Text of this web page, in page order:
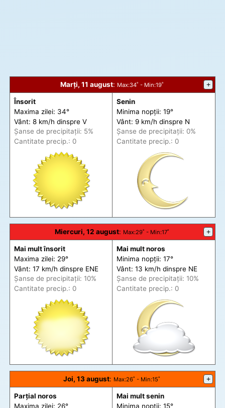
Marți, 11 august: Max:34˚ - Min:19˚ +
Însorit
Maxima zilei: 34°
Vânt: 8 km/h dinspre V
Șanse de precipitații: 5%
Cantitate precip.: 0
Senin
Minima nopții: 19°
Vânt: 9 km/h dinspre N
Șanse de precipitații: 0%
Cantitate precip.: 0
Miercuri, 12 august: Max:29˚ - Min:17˚ +
Mai mult însorit
Maxima zilei: 29°
Vânt: 17 km/h dinspre ENE
Șanse de precipitații: 10%
Cantitate precip.: 0
Mai mult noros
Minima nopții: 17°
Vânt: 13 km/h dinspre NE
Șanse de precipitații: 10%
Cantitate precip.: 0
Joi, 13 august: Max:26˚ - Min:15˚ +
Parțial noros
Maxima zilei: 26°
Mai mult senin
Minima nopții: 15°